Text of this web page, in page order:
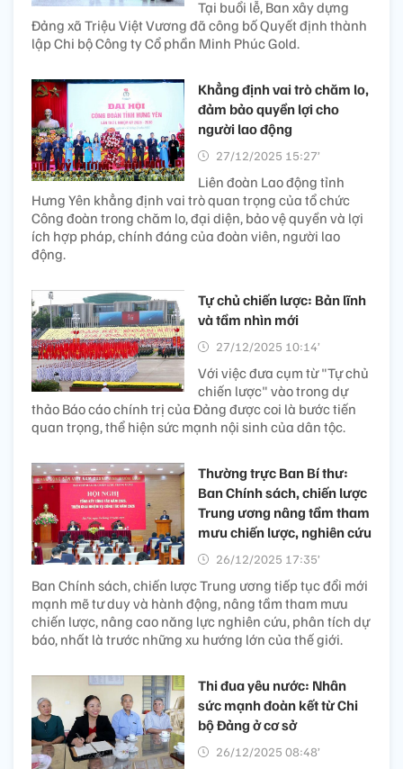
Tại buổi lễ, Ban xây dựng
Đảng xã Triệu Việt Vương đã công bố Quyết định thành
lập Chi bộ Công ty Cổ phần Minh Phúc Gold.
Khẳng định vai trò chăm lo,
đảm bảo quyền lợi cho
người lao động
27/12/2025 15:27’
Liên đoàn Lao động tỉnh
Hưng Yên khẳng định vai trò quan trọng của tổ chức
Công đoàn trong chăm lo, đại diện, bảo vệ quyền và lợi
ích hợp pháp, chính đáng của đoàn viên, người lao
động.
Tự chủ chiến lược: Bản lĩnh
và tầm nhìn mới
27/12/2025 10:14’
Với việc đưa cụm từ "Tự chủ
chiến lược" vào trong dự
thảo Báo cáo chính trị của Đảng được coi là bước tiến
quan trọng, thể hiện sức mạnh nội sinh của dân tộc.
Thường trực Ban Bí thư:
Ban Chính sách, chiến lược
Trung ương nâng tầm tham
mưu chiến lược, nghiên cứu
26/12/2025 17:35’
Ban Chính sách, chiến lược Trung ương tiếp tục đổi mới
mạnh mẽ tư duy và hành động, nâng tầm tham mưu
chiến lược, nâng cao năng lực nghiên cứu, phân tích dự
báo, nhất là trước những xu hướng lớn của thế giới.
Thi đua yêu nước: Nhân
sức mạnh đoàn kết từ Chi
bộ Đảng ở cơ sở
26/12/2025 08:48’